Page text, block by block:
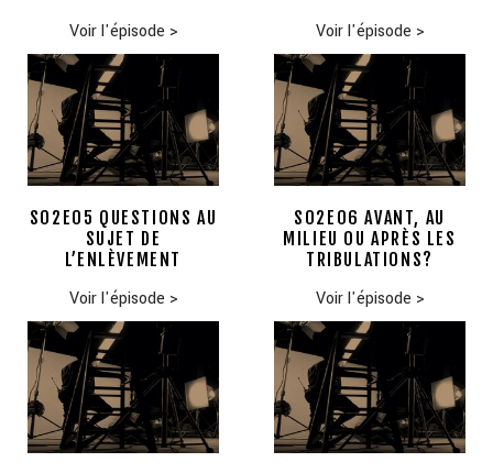
Voir l'épisode > Voir l'épisode >
S02E05 QUESTIONS AU
SUJET DE
L’ENLÈVEMENT
Voir l'épisode >
S02E06 AVANT, AU
MILIEU OU APRÈS LES
TRIBULATIONS?
Voir l'épisode >